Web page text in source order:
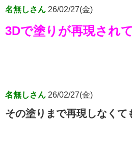
名無しさん 26/02/27(金)
3Dで塗りが再現され
名無しさん 26/02/27(金)
その塗りまで再現しなく